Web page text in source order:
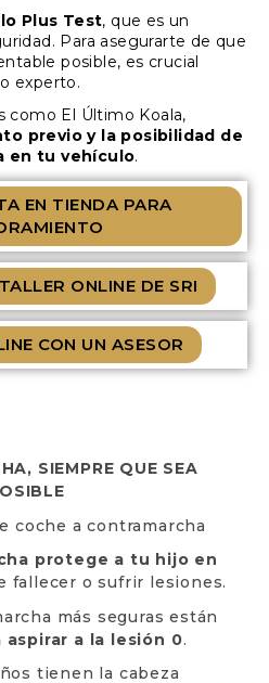
Plus Test, que es un
Para asegurarte de que
posible, es crucial
experto.
como El Último Koala,
previo y la posibilidad de
en tu vehículo.
EN TIENDA PARA
ONLINE DE SRI
CON UN ASESOR
SIEMPRE QUE SEA
protege a tu hijo en
fallecer o sufrir lesiones.
más seguras están
aspirar a la lesión 0.
tienen la cabeza